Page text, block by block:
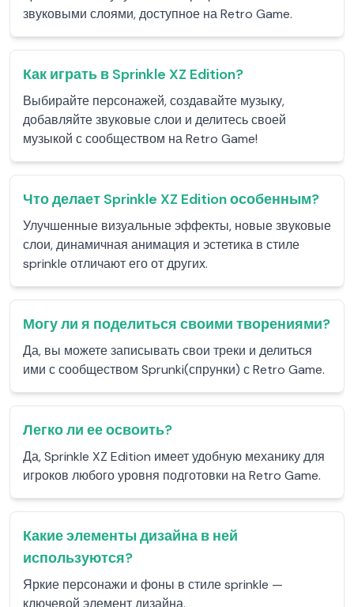
звуковыми слоями, доступное на Retro Game.
Как играть в Sprinkle XZ Edition?
Выбирайте персонажей, создавайте музыку,
добавляйте звуковые слои и делитесь своей
музыкой с сообществом на Retro Game!
Что делает Sprinkle XZ Edition особенным?
Улучшенные визуальные эффекты, новые звуковые
слои, динамичная анимация и эстетика в стиле
sprinkle отличают его от других.
Могу ли я поделиться своими творениями?
Да, вы можете записывать свои треки и делиться
ими с сообществом Sprunki(спрунки) с Retro Game.
Легко ли ее освоить?
Да, Sprinkle XZ Edition имеет удобную механику для
игроков любого уровня подготовки на Retro Game.
Какие элементы дизайна в ней
используются?
Яркие персонажи и фоны в стиле sprinkle —
ключевой элемент дизайна.